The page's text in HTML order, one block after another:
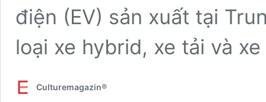
điện (EV) sản xuất tại
loại xe hybrid, xe tải và
Culturemagazin®